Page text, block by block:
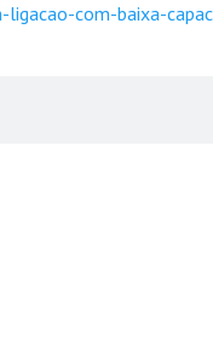
com-baixa-